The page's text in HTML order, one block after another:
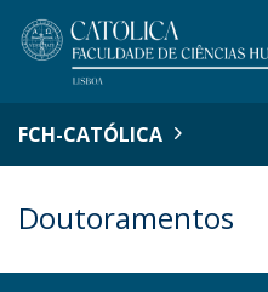
FCH-CATÓLICA
Doutoramentos